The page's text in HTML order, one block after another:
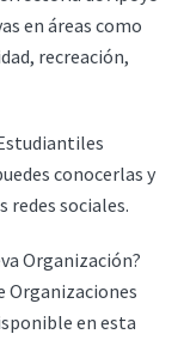
en áreas como
recreación,
conocerlas y
redes sociales.
Organización?
Organizaciones
en esta